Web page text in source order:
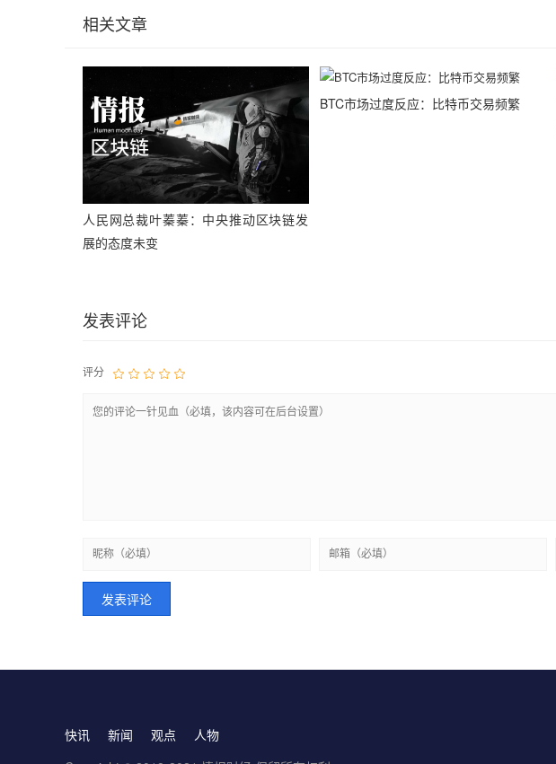
相关文章
人民网总裁叶蓁蓁：中央推动区块链发
展的态度未变
BTC市场过度反应：比特币交易频繁
发表评论
评分
快讯 新闻 观点
人物